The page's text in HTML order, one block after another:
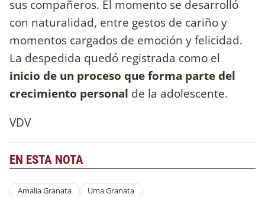
sus compañeros. El momento se desarrolló
con naturalidad, entre gestos de cariño y
momentos cargados de emoción y felicidad.
La despedida quedó registrada como el
inicio de un proceso que forma parte del
crecimiento personal de la adolescente.
VDV
EN ESTA NOTA
Amalia Granata Uma Granata